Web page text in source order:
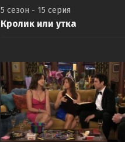
5 сезон - 15 серия
Кролик или утка